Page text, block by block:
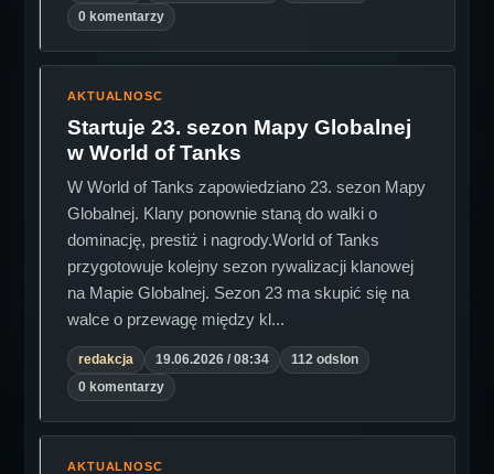
0 komentarzy
AKTUALNOSC
Startuje 23. sezon Mapy Globalnej
w World of Tanks
W World of Tanks zapowiedziano 23. sezon Mapy
Globalnej. Klany ponownie staną do walki o
dominację, prestiż i nagrody.World of Tanks
przygotowuje kolejny sezon rywalizacji klanowej
na Mapie Globalnej. Sezon 23 ma skupić się na
walce o przewagę między kl...
redakcja 19.06.2026 / 08:34
112 odslon
0 komentarzy
AKTUALNOSC